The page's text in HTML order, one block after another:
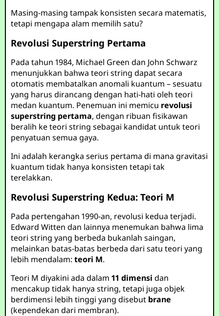
Masing-masing tampak konsisten secara matematis,
tetapi mengapa alam memilih satu?
Revolusi Superstring Pertama
Pada tahun 1984, Michael Green dan John Schwarz
menunjukkan bahwa teori string dapat secara
otomatis membatalkan anomali kuantum – sesuatu
yang harus dirancang dengan hati-hati oleh teori
medan kuantum. Penemuan ini memicu revolusi
superstring pertama, dengan ribuan fisikawan
beralih ke teori string sebagai kandidat untuk teori
penyatuan semua gaya.
Ini adalah kerangka serius pertama di mana gravitasi
kuantum tidak hanya konsisten tetapi tak
terelakkan.
Revolusi Superstring Kedua: Teori M
Pada pertengahan 1990-an, revolusi kedua terjadi.
Edward Witten dan lainnya menemukan bahwa lima
teori string yang berbeda bukanlah saingan,
melainkan batas-batas berbeda dari satu teori yang
lebih mendalam:teori M.
Teori M diyakini ada dalam11 dimensi dan
mencakup tidak hanya string, tetapi juga objek
berdimensi lebih tinggi yang disebut brane
(kependekan dari membran).